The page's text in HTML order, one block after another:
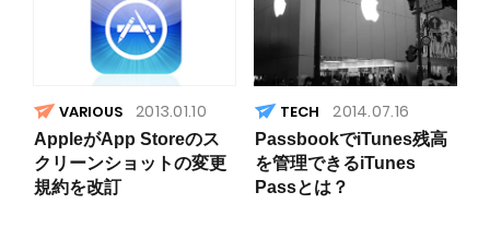
VARIOUS 2013.01.10
AppleがApp Storeのス
クリーンショットの変更
規約を改訂
2014.07.16
PassbookでiTunes残高
を管理できるiTunes
Passとは？